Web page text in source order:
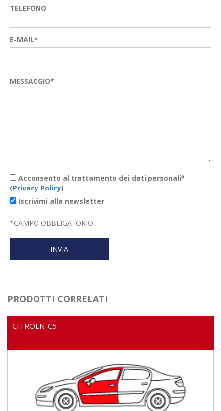
TELEFONO
E-MAIL*
MESSAGGIO*
Acconsento al trattamento dei dati personali*
(Privacy Policy)
Iscrivimi alla newsletter
*CAMPO OBBLIGATORIO
PRODOTTI CORRELATI
CITROEN-C5